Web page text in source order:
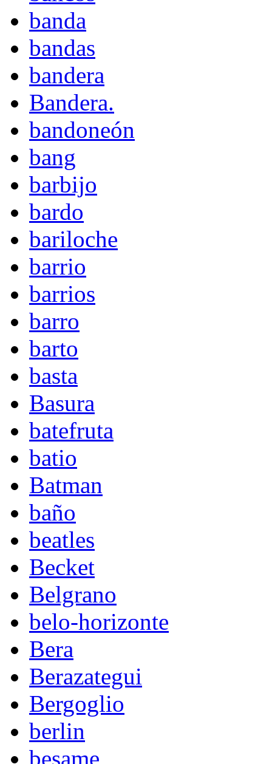
banda
bandas
bandera
Bandera.
bandoneón
bang
barbijo
bardo
bariloche
barrio
barrios
barro
barto
basta
Basura
batefruta
batio
Batman
baño
beatles
Becket
Belgrano
belo-horizonte
Bera
Berazategui
Bergoglio
berlin
besame